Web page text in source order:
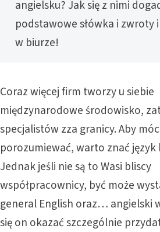
angielsku? Jak się z nimi
podstawowe słówka i zwroty
w biurze!
Coraz więcej firm tworzy u siebie
międzynarodowe środowisko,
specjalistów zza granicy. Aby
porozumiewać, warto znać język
Jednak jeśli nie są to Wasi bliscy
współpracownicy, być może
general English oraz… angielski
się on okazać szczególnie